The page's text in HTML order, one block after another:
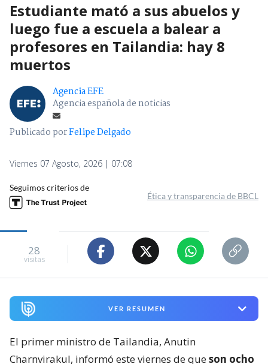
Estudiante mató a sus abuelos y
luego fue a escuela a balear a
profesores en Tailandia: hay 8
muertos
Agencia EFE
Agencia española de noticias
Publicado porFelipe Delgado
Viernes 07 Agosto, 2026 | 07:08
Seguimos criterios de
Ética y transparencia de BBCL
28
visitas
VER RESUMEN
El primer ministro de Tailandia, Anutin
Charnvirakul, informó este viernes de queson ocho